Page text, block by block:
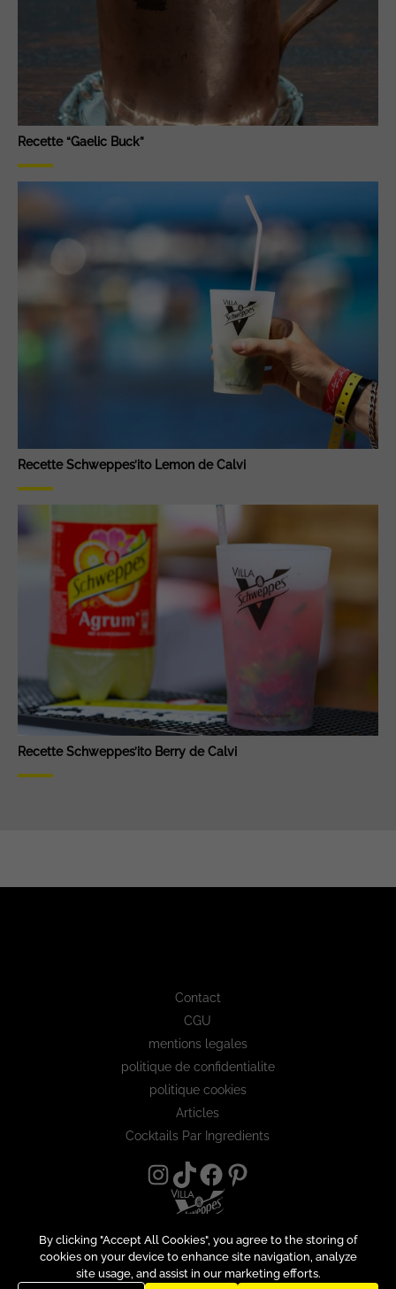
Recette “Gaelic Buck”
Recette Schweppes’ito Lemon de Calvi
Recette Schweppes’ito Berry de Calvi
Contact
CGU
mentions legales
politique de confidentialite
politique cookies
Articles
Cocktails Par Ingredients
By clicking "Accept All Cookies", you agree to the storing of
cookies on your device to enhance site navigation, analyze
site usage, and assist in our marketing efforts.